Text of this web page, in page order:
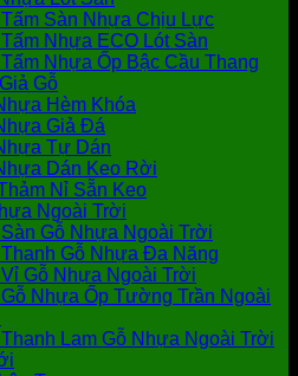
Sàn Nhựa Chịu Lực
Nhựa ECO Lót Sàn
Nhựa Ốp Bậc Cầu Thang
Gỗ
Hèm Khóa
Giả Đá
Tự Dán
Dán Keo Rời
Nỉ Sẵn Keo
Ngoài Trời
Gỗ Nhựa Ngoài Trời
Gỗ Nhựa Đa Năng
Gỗ Nhựa Ngoài Trời
Nhựa Ốp Tường Trần Ngoài
Lam Gỗ Nhựa Ngoài Trời